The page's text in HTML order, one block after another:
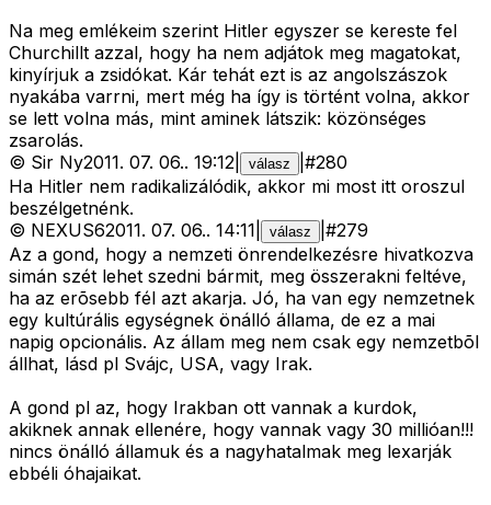
Na meg emlékeim szerint Hitler egyszer se kereste fel
Churchillt azzal, hogy ha nem adjátok meg magatokat,
kinyírjuk a zsidókat. Kár tehát ezt is az angolszászok
nyakába varrni, mert még ha így is történt volna, akkor
se lett volna más, mint aminek látszik: közönséges
zsarolás.
© Sir Ny2011. 07. 06.. 19:12 válasz #280
Ha Hitler nem radikalizálódik, akkor mi most itt oroszul
beszélgetnénk.
© NEXUS62011. 07. 06.. 14:11 válasz #279
Az a gond, hogy a nemzeti önrendelkezésre hivatkozva
simán szét lehet szedni bármit, meg összerakni feltéve,
ha az erõsebb fél azt akarja. Jó, ha van egy nemzetnek
egy kultúrális egységnek önálló állama, de ez a mai
napig opcionális. Az állam meg nem csak egy nemzetbõl
állhat, lásd pl Svájc, USA, vagy Irak.
A gond pl az, hogy Irakban ott vannak a kurdok,
akiknek annak ellenére, hogy vannak vagy 30 millióan!!!
nincs önálló államuk és a nagyhatalmak meg lexarják
ebbéli óhajaikat.